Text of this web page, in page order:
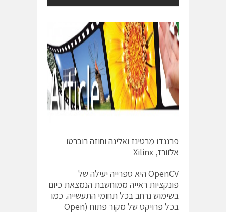
פרננדו מרטינז ואלינה וחוזה רוברטו
אלוורז, Xilinx
OpenCV היא ספרייה יעילה של
פונקציות ראייה ממוחשבת הנמצאת כיום
בשימוש נרחב בכל תחומי התעשייה. כמו
בכל פרויקט של מקור פתוח (Open